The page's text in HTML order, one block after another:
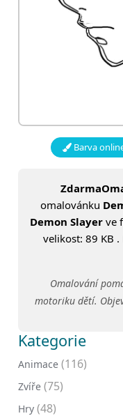
Barva
omalovánku
Demon Slayer ve
velikost: 89 KB
Omalování
motoriku dětí.
Kategorie
Animace (116)
Zvíře (75)
Hry (48)